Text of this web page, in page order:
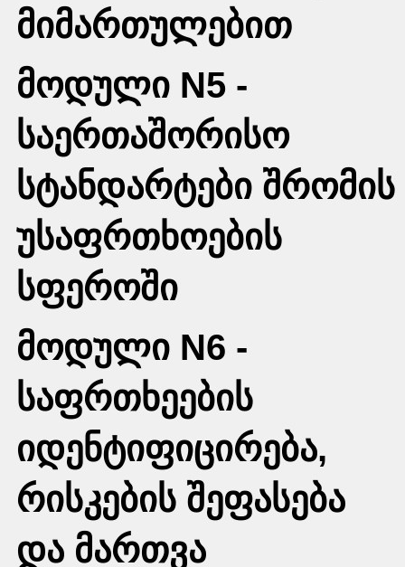
მიმართულებით
მოდული N5 -
საერთაშორისო
სტანდარტები შრომის
უსაფრთხოების
სფეროში
მოდული N6 -
საფრთხეების
იდენტიფიცირება,
რისკების შეფასება
და მართვა